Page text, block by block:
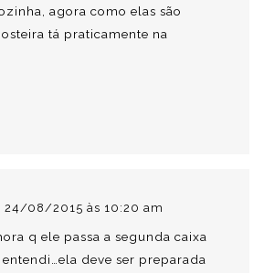
agora como elas são
tá praticamente na
24/08/2015 às 10:20 am
q ele passa a segunda caixa
deve ser preparada